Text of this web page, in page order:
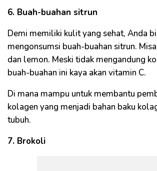
6. Buah-buahan sitrun
Demi memiliki kulit yang sehat, Anda
mengonsumsi buah-buahan sitrun.
dan lemon. Meski tidak mengandung
buah-buahan ini kaya akan vitamin C.
Di mana mampu untuk membantu
kolagen yang menjadi bahan baku
tubuh.
7. Brokoli